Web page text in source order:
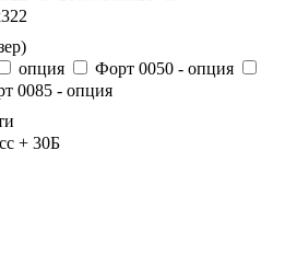
опция
Форт 0050 - опция
0085 - опция
+ 30Б